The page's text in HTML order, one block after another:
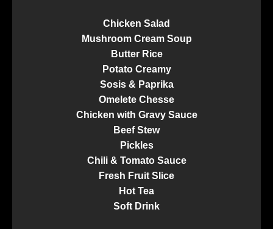
Chicken Salad
Mushroom Cream Soup
Butter Rice
Potato Creamy
Sosis & Paprika
Omelete Chesse
Chicken with Gravy Sauce
Beef Stew
Pickles
Chili & Tomato Sauce
Fresh Fruit Slice
Hot Tea
Soft Drink